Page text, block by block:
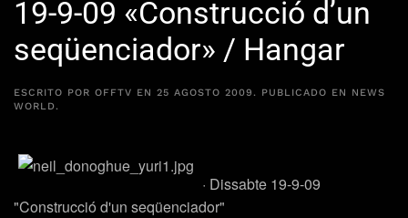
19-9-09 «Construcció d’un
seqüenciador» / Hangar
ESCRITO POR OFFTV EN 25 AGOSTO 2009. PUBLICADO EN NEWS
WORLD.
· Dissabte 19-9-09
"Construcció d'un seqüenciador"